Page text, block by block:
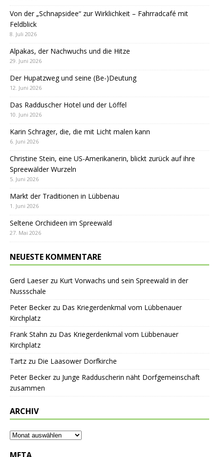
Von der „Schnapsidee“ zur Wirklichkeit – Fahrradcafé mit
Feldblick
8. Juli 2026
Alpakas, der Nachwuchs und die Hitze
29. Juni 2026
Der Hupatzweg und seine (Be-)Deutung
12. Juni 2026
Das Radduscher Hotel und der Löffel
10. Juni 2026
Karin Schrager, die, die mit Licht malen kann
6. Juni 2026
Christine Stein, eine US-Amerikanerin, blickt zurück auf ihre
Spreewälder Wurzeln
5. Juni 2026
Markt der Traditionen in Lübbenau
1. Juni 2026
Seltene Orchideen im Spreewald
27. Mai 2026
NEUESTE KOMMENTARE
Gerd Laeserzu Kurt Vorwachs und sein Spreewald in der
Nussschale
Peter Beckerzu Das Kriegerdenkmal vom Lübbenauer
Kirchplatz
Frank Stahn zu Das Kriegerdenkmal vom Lübbenauer
Kirchplatz
Tartz zu Die Laasower Dorfkirche
Peter Beckerzu Junge Radduscherin näht Dorfgemeinschaft
zusammen
ARCHIV